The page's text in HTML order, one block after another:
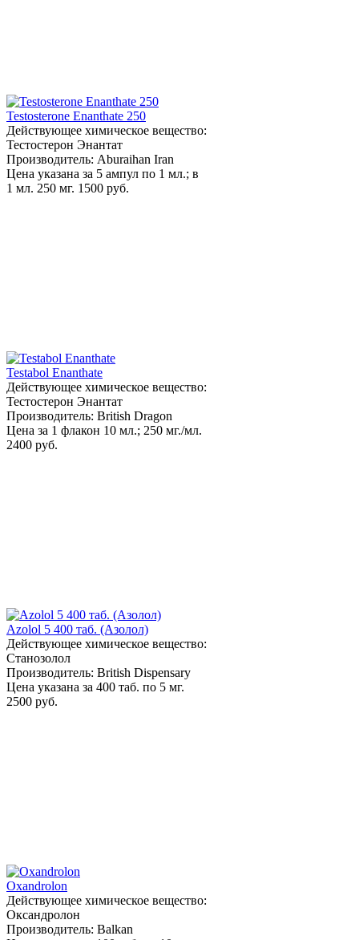
Testosterone Enanthate 250
Действующее химическое вещество:
Тестостерон Энантат
Производитель: Aburaihan Iran
Цена указана за 5 ампул по 1 мл.; в
1 мл. 250 мг. 1500 руб.
Testabol Enanthate
Действующее химическое вещество:
Тестостерон Энантат
Производитель: British Dragon
Цена за 1 флакон 10 мл.; 250 мг./мл.
2400 руб.
Azolol 5 400 таб. (Азолол)
Действующее химическое вещество:
Станозолол
Производитель: British Dispensary
Цена указана за 400 таб. по 5 мг.
2500 руб.
Oxandrolon
Действующее химическое вещество:
Оксандролон
Производитель: Balkan